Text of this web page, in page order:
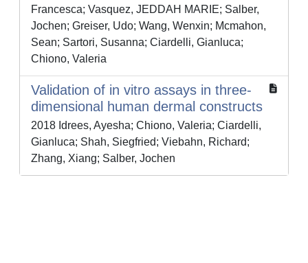
Francesca; Vasquez, JEDDAH MARIE; Salber,
Jochen; Greiser, Udo; Wang, Wenxin; Mcmahon,
Sean; Sartori, Susanna; Ciardelli, Gianluca;
Chiono, Valeria
Validation of in vitro assays in three-
dimensional human dermal constructs
2018 Idrees, Ayesha; Chiono, Valeria; Ciardelli,
Gianluca; Shah, Siegfried; Viebahn, Richard;
Zhang, Xiang; Salber, Jochen